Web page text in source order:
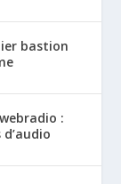
bastion
: